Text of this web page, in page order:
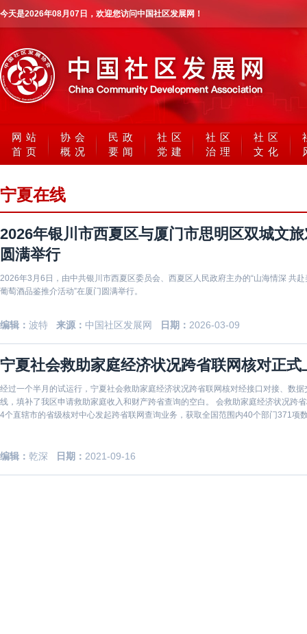
今天是2026年08月07日 ，欢迎您访问中国社区发展网！
网站
首页
协会
概况
民政
要闻
社区
党建
社区
治理
社区
文化
宁夏在线
2026年银川市西夏区与厦门市思明区双城文
圆满举行
2026年3月6日，由中共银川市西夏区委员会、西夏区人民政府主办的“山海情深
葡萄酒品鉴推介活动”在厦门圆满举行。
编辑： 波特 来源： 中国社区发展网 日期： 2026-03-09
宁夏社会救助家庭经济状况跨省联网核对正式
经过一个半月的试运行，宁夏社会救助家庭经济状况跨省联网核对经接口对接、数
线，填补了我区申请救助家庭收入和财产跨省查询的空白。 会救助家庭经济状况跨
4个直辖市的省级核对中心发起跨省联网查询业务，获取全国范围内40个部门371项
编辑： 乾深 日期： 2021-09-16